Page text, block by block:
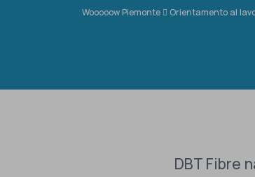
Wooooow Piemonte Orientamento al
DBT Fibre